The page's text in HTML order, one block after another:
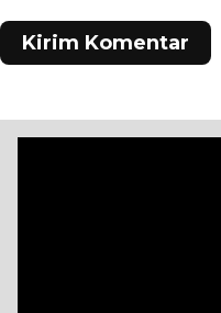
Kirim Komentar